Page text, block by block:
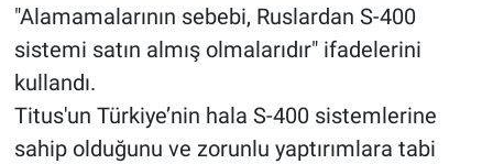
"Alamamalarının sebebi, Ruslardan S-400
sistemi satın almış olmalarıdır" ifadelerini
kullandı.
Titus'un Türkiye’nin hala S-400 sistemlerine
sahip olduğunu ve zorunlu yaptırımlara tabi